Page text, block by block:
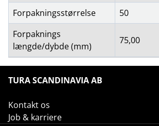
Forpakningsstørrelse
50
Forpaknings
længde/dybde (mm)
75,00
TURA SCANDINAVIA AB
Kontakt os
Job & karriere